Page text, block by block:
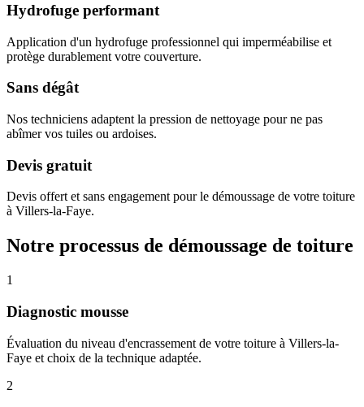
Hydrofuge performant
Application d'un hydrofuge professionnel qui imperméabilise et
protège durablement votre couverture.
Sans dégât
Nos techniciens adaptent la pression de nettoyage pour ne pas
abîmer vos tuiles ou ardoises.
Devis gratuit
Devis offert et sans engagement pour le démoussage de votre toiture
à Villers-la-Faye.
Notre processus de démoussage de toiture
1
Diagnostic mousse
Évaluation du niveau d'encrassement de votre toiture à Villers-la-
Faye et choix de la technique adaptée.
2